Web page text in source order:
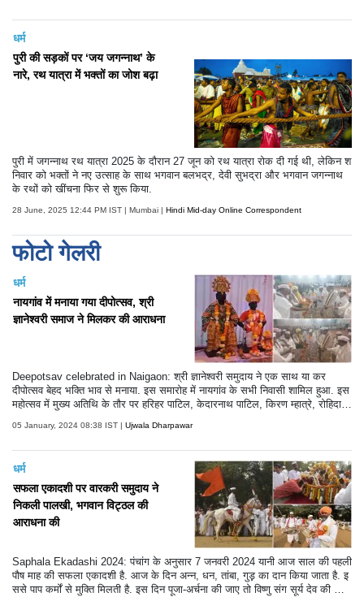
धर्म
पुरी की सड़कों पर ‘जय जगन्नाथ’ के
नारे, रथ यात्रा में भक्तों का जोश बढ़ा
पुरी में जगन्नाथ रथ यात्रा 2025 के दौरान 27 जून को रथ यात्रा रोक दी गई थी, लेकिन श
निवार को भक्तों ने नए उत्साह के साथ भगवान बलभद्र, देवी सुभद्रा और भगवान जगन्नाथ
के रथों को खींचना फिर से शुरू किया.
28 June, 2025 12:44 PM IST | Mumbai | Hindi Mid-day Online Correspondent
फोटो गेलरी
धर्म
नायगांव में मनाया गया दीपोत्सव, श्री
ज्ञानेश्वरी समाज ने मिलकर की आराधना
Deepotsav celebrated in Naigaon: श्री ज्ञानेश्वरी समुदाय ने एक साथ या कर
दीपोत्सव बेहद भक्ति भाव से मनाया. इस समारोह में नायगांव के सभी निवासी शामिल हुआ. इस
महोत्सव में मुख्य अतिथि के तौर पर हरिहर पाटिल, केदारनाथ पाटिल, किरण म्हात्रे, रोहिदास
दीपोत्सव की तस्वीरों पर-
05 January, 2024 08:38 IST | Ujwala Dharpawar
धर्म
सफला एकादशी पर वारकरी समुदाय ने
निकली पालखी, भगवान विट्ठल की
आराधना की
Saphala Ekadashi 2024: पंचांग के अनुसार 7 जनवरी 2024 यानी आज साल की पहली
पौष माह की सफला एकादशी है. आज के दिन अन्न, धन, तांबा, गुड़़ का दान किया जाता है. इ
ससे पाप कर्मों से मुक्ति मिलती है. इस दिन पूजा-अर्चना की जाए तो विष्णु संग सूर्य देव की कृपा